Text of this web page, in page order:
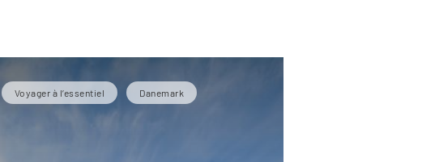
Voyager à l’essentiel Danemark